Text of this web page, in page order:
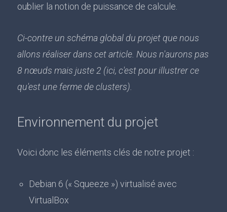
oublier la notion de puissance de calcule.
Ci-contre un schéma global du projet que nous
allons réaliser dans cet article. Nous n'aurons pas
8 nœuds mais juste 2 (ici, c'est pour illustrer ce
qu'est une ferme de clusters).
Environnement du projet
Voici donc les éléments clés de notre projet :
Debian 6 (« Squeeze ») virtualisé avec
VirtualBox